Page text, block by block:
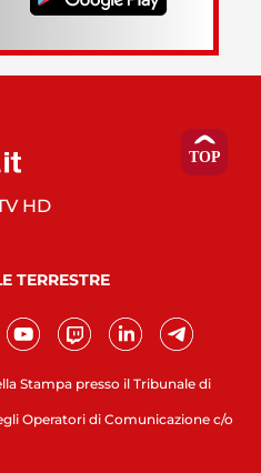
Stampa presso il Tribunale di
Operatori di Comunicazione c/o
HD
TERRESTRE